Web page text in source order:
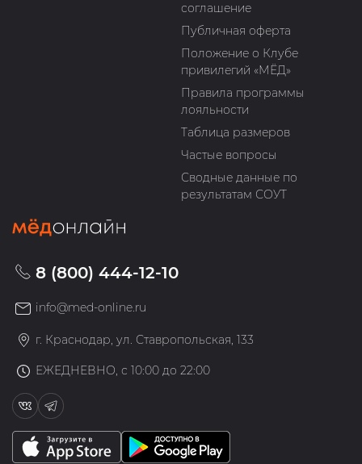
соглашение
Публичная оферта
Положение о Клубе
привилегий «МЁД»
Правила программы
лояльности
Таблица размеров
Частые вопросы
Сводные данные по
результатам СОУТ
8 (800) 444-12-10
info@med-online.ru
г. Краснодар, ул. Ставропольская, 133
ЕЖЕДНЕВНО, с 10:00 до 22:00